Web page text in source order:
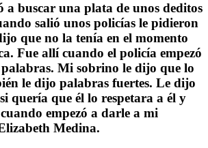
a buscar una plata de unos deditos
salió unos policías le pidieron
que no la tenía en el momento
Fue allí cuando el policía empezó
Mi sobrino le dijo que lo
le dijo palabras fuertes. Le dijo
quería que él lo respetara a él y
empezó a darle a mi
Medina.